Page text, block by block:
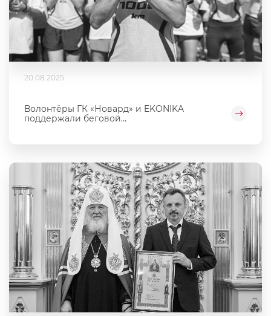
20.08.2025
Волонтёры ГК «Новард» и EKONIKA
поддержали беговой...